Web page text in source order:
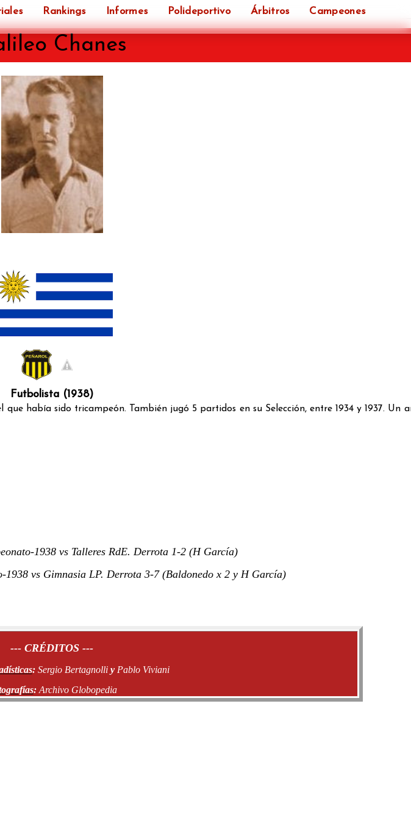
Rankings Informes Polideportivo Árbitros
Campeones
Chanes
Futbolista (1938)
había sido tricampeón. También jugó 5 partidos en su Selección, entre 1934 y 1937. Un
1938 vs Talleres RdE. Derrota 1-2 (H García)
1938 vs Gimnasia LP. Derrota 3-7 (Baldonedo x 2 y H García)
--- CRÉDITOS ---
: Sergio Bertagnolliy Pablo Viviani
: Archivo Globopedia